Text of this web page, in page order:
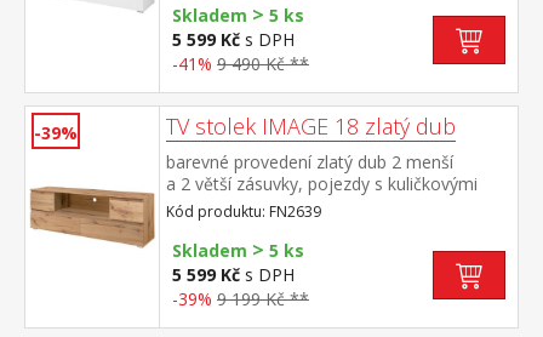
Skladem > 5 ks
5 599 Kč s DPH
-41% 9 490 Kč **
-39% TV stolek IMAGE 18 zlatý dub
barevné provedení zlatý dub 2 menší
a 2 větší zásuvky, pojezdy s kuličkovými
ložisky
Kód produktu: FN2639
Skladem > 5 ks
5 599 Kč s DPH
-39% 9 199 Kč **